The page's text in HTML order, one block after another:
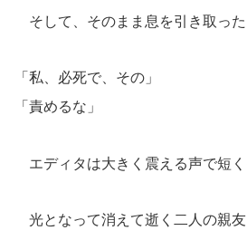
そして、そのまま息を引き取った
「私、必死で、その」
「責めるな」
エディタは大きく震える声で短く
光となって消えて逝く二人の親